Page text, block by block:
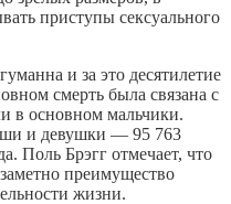
приступы сексуального
и за это десятилетие
смерть была связана с
в основном мальчики.
и девушки — 95 763
Поль Брэгг отмечает, что
преимущество
жизни.